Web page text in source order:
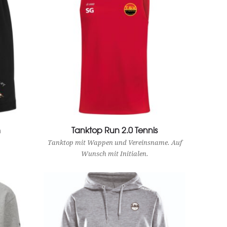
View Product
Tanktop Run 2.0 Tennis
Tanktop mit Wappen und Vereinsname. Auf
Wunsch mit Initialen.